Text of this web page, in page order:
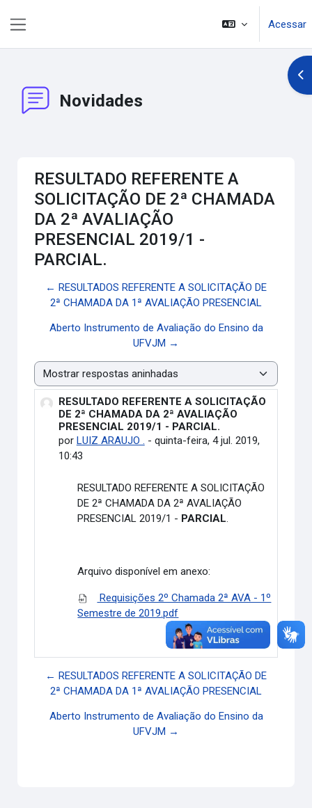
Acessar
Novidades
RESULTADO REFERENTE A
SOLICITAÇÃO DE 2ª CHAMADA
DA 2ª AVALIAÇÃO
PRESENCIAL 2019/1 -
PARCIAL.
← RESULTADOS REFERENTE A SOLICITAÇÃO DE
2ª CHAMADA DA 1ª AVALIAÇÃO PRESENCIAL
Aberto Instrumento de Avaliação do Ensino da
UFVJM →
Modo de visualização
RESULTADO REFERENTE A SOLICITAÇÃO
DE 2ª CHAMADA DA 2ª AVALIAÇÃO
PRESENCIAL 2019/1 - PARCIAL.
por LUIZ ARAUJO . - quinta-feira, 4 jul. 2019,
10:43
Número de respostas: 0
RESULTADO REFERENTE A SOLICITAÇÃO
DE 2ª CHAMADA DA 2ª AVALIAÇÃO
PRESENCIAL 2019/1 - PARCIAL
Arquivo disponível em anexo:
Requisições 2º Chamada 2ª AVA - 1º
Semestre de 2019.pdf
Link direto
← RESULTADOS REFERENTE A SOLICITAÇÃO DE
2ª CHAMADA DA 1ª AVALIAÇÃO PRESENCIAL
Aberto Instrumento de Avaliação do Ensino da
UFVJM →